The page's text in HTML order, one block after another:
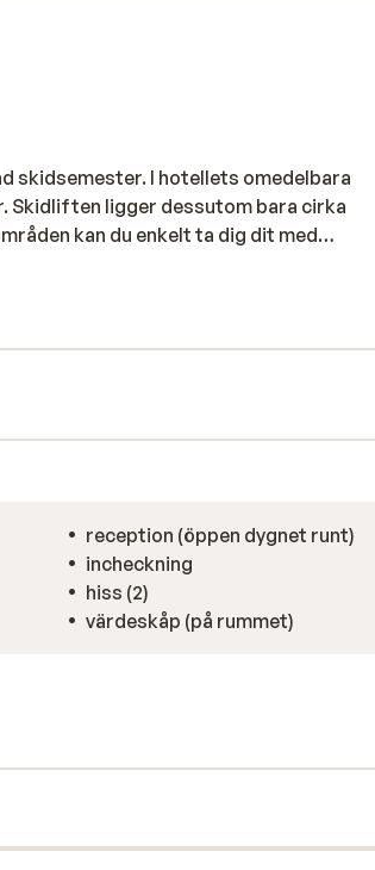
skidsemester. I hotellets omedelbara
Skidliften ligger dessutom bara cirka
kan du enkelt ta dig dit med
återvänder efter en dag i backen
För den som vill träna finns till och
finns en lekplats. Teamet på Hotel
reception (öppen dygnet runt)
incheckning
hiss (2)
värdeskåp (på rummet)